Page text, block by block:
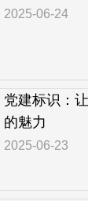
2025-06-24
党建标识：
的魅力
2025-06-23